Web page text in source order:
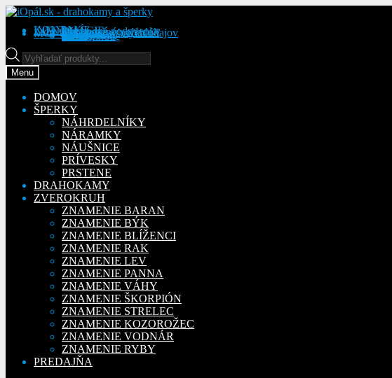
Preskočiť
navigáciu
Preskočiť
obsah
KONTAKT
INFORMÁCIE
Obchodné podmienky
Reklamačný poriadok
Ochrana osobných údajov
MÔJ ÚČETObjednávky
Adresy
Detaily účtu
Na stiahnutie
Products
search
Menu
DOMOV
ŠPERKY
NÁHRDELNÍKY
NÁRAMKY
NÁUŠNICE
PRÍVESKY
PRSTENE
DRAHOKAMY
ZVEROKRUH
ZNAMENIE BARAN
ZNAMENIE BÝK
ZNAMENIE BLÍŽENCI
ZNAMENIE RAK
ZNAMENIE LEV
ZNAMENIE PANNA
ZNAMENIE VÁHY
ZNAMENIE ŠKORPIÓN
ZNAMENIE STRELEC
ZNAMENIE KOZOROŽEC
ZNAMENIE VODNÁR
ZNAMENIE RYBY
PREDAJŇA